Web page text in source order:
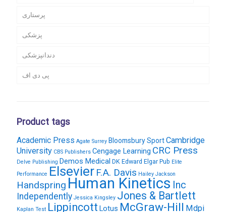
پرستاری
پزشکی
دندانپزشکی
پی دی اف
Product tags
Academic Press Agate Surrey Bloomsbury SportCambridge
University CBS Publishers Cengage Learning CRC Press
Delve Publishing Demos Medical DK Edward Elgar Pub Elite
Performance Elsevier F.A. Davis Hailey Jackson
Handspring Human Kinetics Inc
Independently Jessica Kingsley Jones & Bartlett
Kaplan Test Lippincott Lotus McGraw-Hill Mdpi